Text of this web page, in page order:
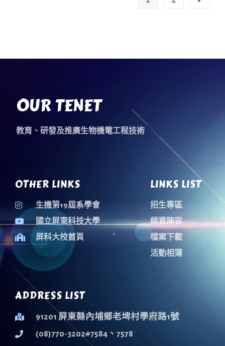
ADDRESS LIST
91201 屏東縣內埔鄉老埤村學府路1號
(08)770-3202#7584、7578
LINKS LIST
招生專區
師資陣容
檔案下載
活動相簿
OTHER LINKS
生機第19屆系學會
國立屏東科技大學
屏科大校首頁
OUR TENET
教育、研發及推廣生物機電工程技術